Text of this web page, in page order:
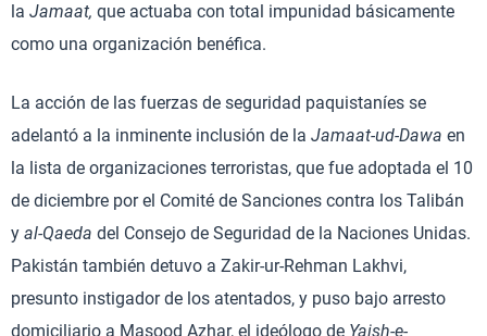
la Jamaat, que actuaba con total impunidad básicamente
como una organización benéfica.
La acción de las fuerzas de seguridad paquistaníes se
adelantó a la inminente inclusión de la Jamaat-ud-Dawa en
la lista de organizaciones terroristas, que fue adoptada el 10
de diciembre por el Comité de Sanciones contra los Talibán
y al-Qaeda del Consejo de Seguridad de la Naciones Unidas.
Pakistán también detuvo a Zakir-ur-Rehman Lakhvi,
presunto instigador de los atentados, y puso bajo arresto
domiciliario a Masood Azhar, el ideólogo de Yaish-e-